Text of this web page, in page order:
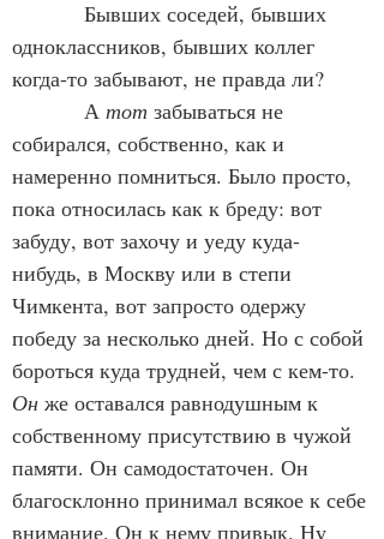
одноклассников, бывших коллег
когда-то забывают, не правда ли?
            А
тот забываться не
собирался, собственно, как и
намеренно помниться. Было просто,
пока относилась как к бреду: вот
забуду, вот захочу и уеду куда-
нибудь, в Москву или в степи
Чимкента, вот запросто одержу
победу за несколько дней. Но с собой
бороться куда трудней, чем с кем-то.
Он же оставался равнодушным к
собственному присутствию в чужой
памяти. Он самодостаточен. Он
благосклонно принимал всякое к себе
внимание. Он к нему привык. Ну